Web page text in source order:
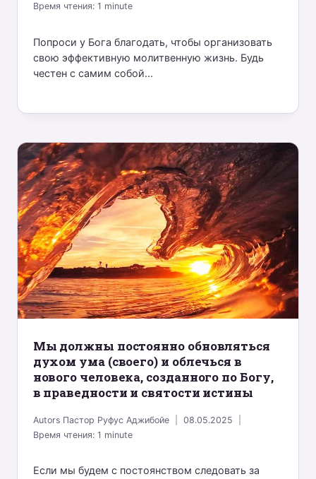
Время чтения:1 minute
Попроси у Бога благодать, чтобы организовать
свою эффективную молитвенную жизнь. Будь
честен с самим собой...
Mы должны постоянно обновляться
духом ума (своего) и облечься в
нового человека, созданного по Богу,
в праведности и святости истины
Autors Пастор Руфус Аджибойе
08.05.2025
Время чтения:1 minute
Если мы будем с постоянством следовать за